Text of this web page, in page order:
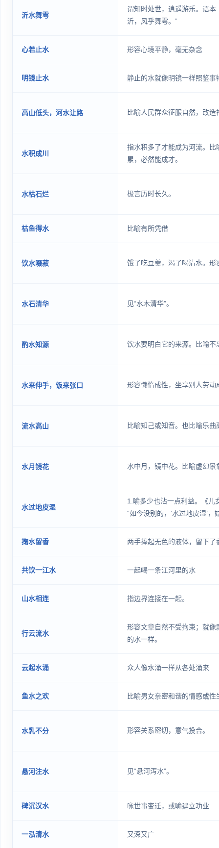
沂水舞雩
谓知时处世，逍遥游乐。语本
沂，风乎舞雩。”
心若止水 形容心境平静，毫无杂念
明镜止水 静止的水就像明镜一样照鉴事
高山低头，河水让路 比喻人民群众征服自然，改造
水积成川
指水积多了才能成为河流。比
累，必然能成才。
水枯石烂 极言历时长久。
枯鱼得水 比喻有所凭借
饮水啜菽 饿了吃豆羹，渴了喝清水。形
水石清华 见“水木清华”。
酌水知源 饮水要明白它的来源。比喻不
水来伸手，饭来张口 形容懒惰成性，坐享别人劳动
流水高山 比喻知己或知音。也比喻乐曲
水月镜花 水中月，镜中花。比喻虚幻景
水过地皮湿
1.喻多少也沾一点利益。《儿
“如今没别的，‘水过地皮湿’
喻仅及表面，未能深入。《北
览，‘水过地皮
掬水留香 两手捧起无色的液体，留下了
共饮一江水 一起喝一条江河里的水
山水相连 指边界连接在一起。
行云流水
形容文章自然不受拘束；就像
的水一样。
云起水涌 众人像水涌一样从各处涌来
鱼水之欢 比喻男女亲密和谐的情感或性
水乳不分 形容关系密切，意气投合。
悬河注水 见“悬河泻水”。
碑沉汉水 咏世事变迁，或喻建立功业
一泓清水 又深又广